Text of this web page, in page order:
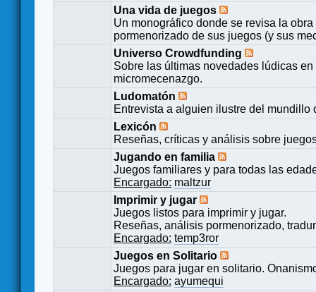
Una vida de juegos
Un monográfico donde se revisa la
pormenorizado de sus juegos (y sus
Universo Crowdfunding
Sobre las últimas novedades lúdicas
micromecenazgo.
Ludomatón
Entrevista a alguien ilustre del mundillo
Lexicón
Reseñas, críticas y análisis sobre
Jugando en familia
Juegos familiares y para todas las
Encargado: maltzur
Imprimir y jugar
Juegos listos para imprimir y jugar.
Reseñas, análisis pormenorizado,
Encargado: temp3ror
Juegos en Solitario
Juegos para jugar en solitario.
Encargado: ayumequi